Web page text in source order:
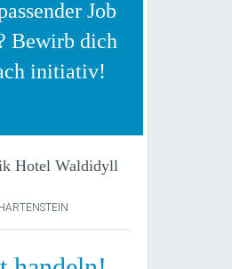
Job
Bewirb dich
initiativ!
Hotel Waldidyll
HARTENSTEIN